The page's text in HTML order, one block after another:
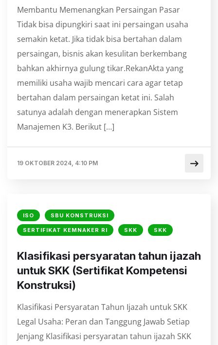
Membantu Memenangkan Persaingan Pasar
Tidak bisa dipungkiri saat ini persaingan usaha
semakin ketat. Jika tidak bisa bertahan dalam
persaingan, bisnis akan kesulitan berkembang
bahkan akhirnya gulung tikar.RekanAkta yang
memiliki usaha wajib mencari cara agar tetap
bertahan dalam persaingan ketat ini. Salah
satunya adalah dengan menerapkan Sistem
Manajemen K3. Berikut […]
19 OKTOBER 2024, 4:10 PM
ISO SBU KONSTRUKSI
SERTIFIKAT KEMNAKER RI SKK SKK
⁠Klasifikasi persyaratan tahun ijazah
untuk SKK (Sertifikat Kompetensi
Konstruksi)
Klasifikasi Persyaratan Tahun Ijazah untuk SKK
Legal Usaha: Peran dan Tanggung Jawab Setiap
Jenjang Klasifikasi persyaratan tahun ijazah SKK